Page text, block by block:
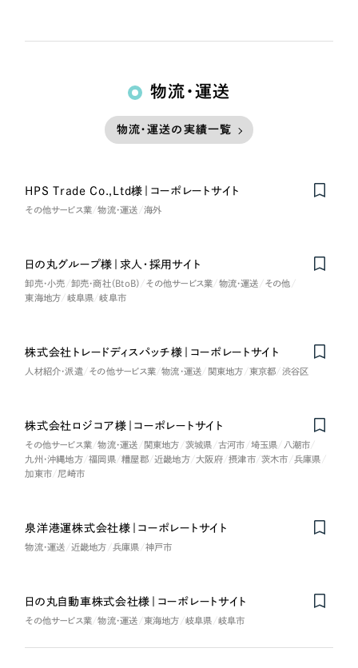
物流・運送
物流・運送の実績一覧
Nominee
HPS Trade Co.,Ltd様｜コーポレートサイト
その他サービス業 物流・運送 海外
日の丸グループ様｜求人・採用サイト
卸売・小売 卸売・商社（BtoB） その他サービス業 物流・運送
その他
東海地方
岐阜県 岐阜市
株式会社トレードディスパッチ様｜コーポレートサイト
人材紹介・派遣 その他サービス業 物流・運送 関東地方 東京都 渋谷区
Nominee
株式会社ロジコア様｜コーポレートサイト
その他サービス業 物流・運送 関東地方 茨城県 古河市 埼玉県
八潮市
九州・沖縄地方
福岡県 糟屋郡 近畿地方 大阪府 摂津市 茨木市
兵庫県
加東市
尼崎市
泉洋港運株式会社様｜コーポレートサイト
物流・運送 近畿地方 兵庫県 神戸市
日の丸自動車株式会社様｜コーポレートサイト
その他サービス業 物流・運送 東海地方 岐阜県 岐阜市